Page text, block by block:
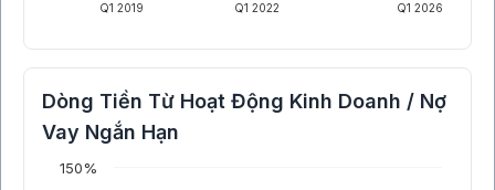
Q1 2019 Q1 2022 Q1 2026
Dòng Tiền Từ Hoạt Động Kinh Doanh / Nợ
Vay Ngắn Hạn
150%